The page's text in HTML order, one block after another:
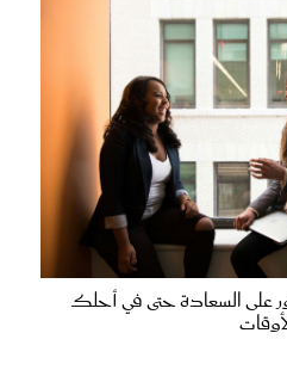
على السعادة حتى في أحلك